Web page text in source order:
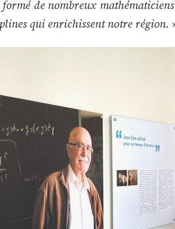
formé de nombreux
qui enrichissent notre région.